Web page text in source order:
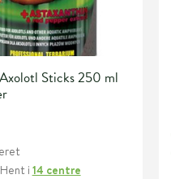
Sticks 250 ml
i 14 centre